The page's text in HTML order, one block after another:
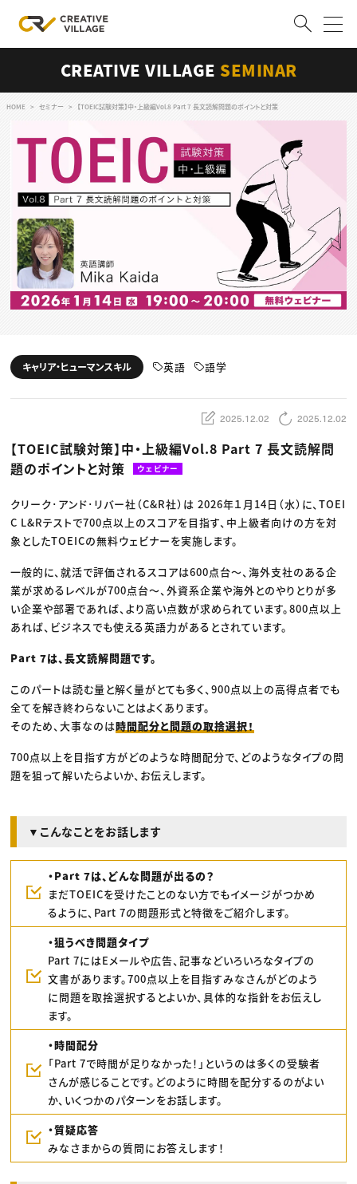
ログイン 会員登録
RECRUIT
クリエイター求人を探す
CREATIVE JOB求人検索
特集求人
採用説明会
転職支援サービス
CONTENTS
スキルアップしたい！
動画配信・映像制作
編集・ライティング
ディレクション
TOP Creator’s コラム トップ
Webクリエイター
ゲームクリエイター
クリエイターインタビュー
C＆R Magazine
セミナー
ニュース・トレンド トップ
Web
映像
広告
出版
CREATIVE VILLAGEからのお知らせ
CREATIVE VILLAGE SEMINAR
HOME セミナー 【TOEIC試験対策】中・上級編Vol.8 Part 7 長文読解問題のポイントと対策
キャリア・ヒューマンスキル 英語 語学
2025.12.02 2025.12.02
【TOEIC試験対策】中・上級編Vol.8 Part 7 長文読解問
題のポイントと対策
ウェビナー
クリーク･アンド･リバー社（C&R社）は 2026年１月14日（水）に、TOEI
C L&Rテストで700点以上のスコアを目指す、中上級者向けの方を対
象としたTOEICの無料ウェビナーを実施します。
一般的に、就活で評価されるスコアは600点台〜、海外支社のある企
業が求めるレベルが700点台〜、外資系企業や海外とのやりとりが多
い企業や部署であれば、より高い点数が求められています。800点以上
あれば、ビジネスでも使える英語力があるとされています。
Part 7は、長文読解問題です。
このパートは読む量と解く量がとても多く、900点以上の高得点者でも
全てを解き終わらないことはよくあります。
そのため、大事なのは時間配分と問題の取捨選択！
700点以上を目指す方がどのような時間配分で、どのようなタイプの問
題を狙って解いたらよいか、お伝えします。
▼こんなことをお話します
・Part 7は、どんな問題が出るの？
まだTOEICを受けたことのない方でもイメージがつかめ
るように、Part 7の問題形式と特徴をご紹介します。
・狙うべき問題タイプ
Part 7にはEメールや広告、記事などいろいろなタイプの
文書があります。700点以上を目指すみなさんがどのよう
に問題を取捨選択するとよいか、具体的な指針をお伝えし
ます。
・時間配分
「Part 7で時間が足りなかった！」というのは多くの受験者
さんが感じることです。どのように時間を配分するのがよい
か、いくつかのパターンをお話します。
・質疑応答
みなさまからの質問にお答えします！